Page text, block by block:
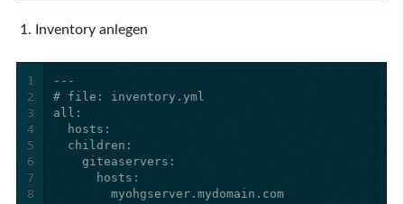
Inventory anlegen
1
2
3
4
5
6
7
8
        myohgserver.mydomain.com